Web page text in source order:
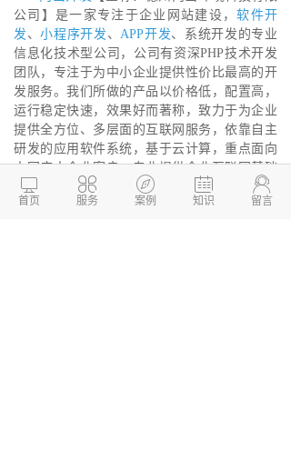
公司】是一家专注于企业网站建设，软件开
发 、小程序开发 、APP开发、系统开发的专业
信息化技术型公司，公司有资深PHP技术开发
团队，专注于为中小企业提供性价比最高的开
发服务。我们所做的产品以价格低，配置高，
运行稳定快速，效果好而著称，致力于为企业
提供全方位、多层面的互联网服务，依靠自主
研发的应用软件系统，基于云计算，重点面向
中国广大企业客户，专业提供企业互联网基础
运营服务，并为企业搭建互联网一站式整合软
件系统。

首页

服务

案例

知识

留言